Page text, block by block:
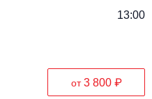
13:00
от3 800 ₽